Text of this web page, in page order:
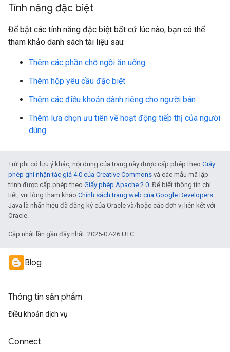
Tính năng đặc biệt
Để bật các tính năng đặc biệt bất cứ lúc nào, bạn có thể
tham khảo danh sách tài liệu sau:
Thêm các phần chỗ ngồi ăn uống
Thêm hộp yêu cầu đặc biệt
Thêm các điều khoản dành riêng cho người bán
Thêm lựa chọn ưu tiên về hoạt động tiếp thị của người
dùng
Trừ phi có lưu ý khác, nội dung của trang này được cấp phép theo Giấy
phép ghi nhận tác giả 4.0 của Creative Commons và các mẫu mã lập
trình được cấp phép theo Giấy phép Apache 2.0 . Để biết thông tin chi
tiết, vui lòng tham khảo Chính sách trang web của Google Developers
Java là nhãn hiệu đã đăng ký của Oracle và/hoặc các đơn vị liên kết với
Oracle.
Cập nhật lần gần đây nhất: 2025-07-26 UTC.
Blog
Thông tin sản phẩm
Điều khoản dịch vụ
Connect